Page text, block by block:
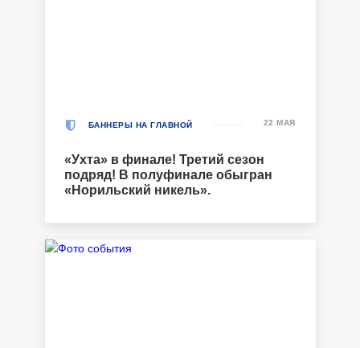
БАННЕРЫ НА ГЛАВНОЙ
«Ухта» в финале! Третий сезон
подряд! В полуфинале обыгран
«Норильский никель».
22 МАЯ